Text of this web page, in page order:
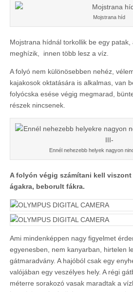
Mojstrana híd
Mojstrana hídnál torkollik be egy patak,
meghízik, innen több lesz a víz.
A folyó nem különösebben nehéz,
kajakosok oktatására is alkalmas, van
folyócska esése végig megmarad,
részek nincsenek.
Ennél nehezebb helyek nagyon
A folyón végig számítani kell
ágakra, beborult fákra.
Ami mindenképpen nagy figyelmet
egyenesben, nem kanyarban, hirtelen
gátmaradvány. A hajóból csak egy
valójában egy veszélyes hely. A régi
méterre sorakozó vasak maradtak a